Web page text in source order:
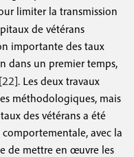
limiter la transmission
de vétérans
importante des taux
dans un premier temps,
22]. Les deux travaux
méthodologiques, mais
des vétérans a été
avec la
de mettre en œuvre les